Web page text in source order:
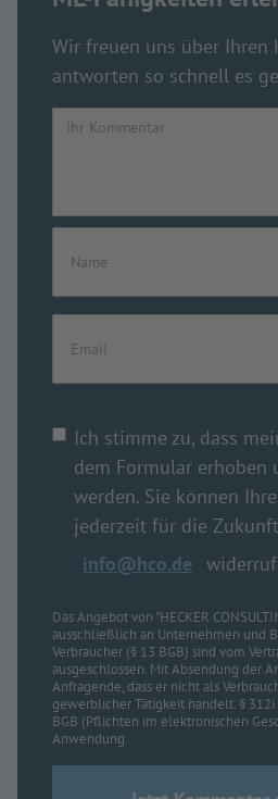
Wir freuen uns über Ihren
antworten so schnell es
Ich stimme zu, dass
dem Formular erhoben
werden. Sie können
jederzeit für die
info@hco.de
Das Angebot von "HECKER
ausschließlich an Unternehmen und
Verbraucher (§ 13 BGB) sind vom
ausgeschlossen. Mit Absendung der
Anfragende, dass er nicht als
gewerblicher Tätigkeit handelt. § 312i
BGB (Pflichten im elektronischen
Anwendung.